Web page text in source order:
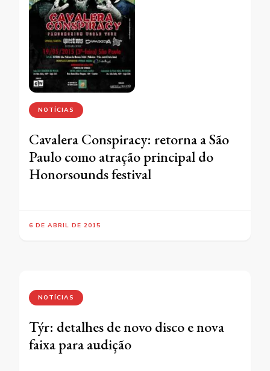
NOTÍCIAS
Cavalera Conspiracy: retorna a São
Paulo como atração principal do
Honorsounds festival
6 DE ABRIL DE 2015
NOTÍCIAS
Týr: detalhes de novo disco e nova
faixa para audição